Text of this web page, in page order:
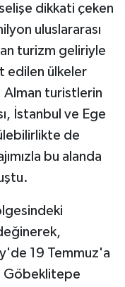
dikkati çeken
uluslararası
turizm geliriyle
edilen ülkeler
Alman turistlerin
İstanbul ve Ege
de
bu alanda
19 Temmuz'a
Göbeklitepe